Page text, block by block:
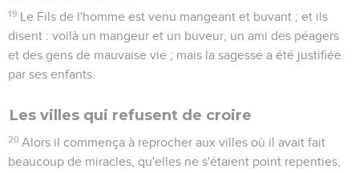
19 Le Fils de l'homme est venu mangeant et buvant ; et ils
disent : voilà un mangeur et un buveur, un ami des péagers
et des gens de mauvaise vie ; mais la sagesse a été justifiée
par ses enfants.
Les villes qui refusent de croire
20 Alors il commença à reprocher aux villes où il avait fait
beaucoup de miracles, qu'elles ne s'étaient point repenties,